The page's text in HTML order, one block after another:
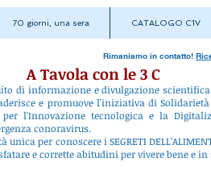
70 giorni, una sera CATALOGO C1V
Rimaniamo in contatto!
A Tavola con le 3 C
di informazione e divulgazione
e promuove l'iniziativa di
l'Innovazione tecnologica e la
conoravirus.
unica per conoscere i SEGRETI
e corrette abitudini per vivere bene e in